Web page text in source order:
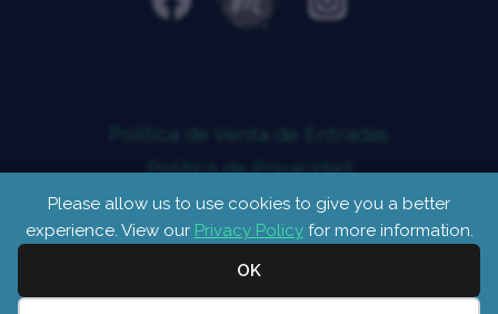
Please allow us to use cookies to give you a better
experience. View our Privacy Policyfor more information.
OK
Política de Privacidad
Aviso Legal
ALanternawebsite